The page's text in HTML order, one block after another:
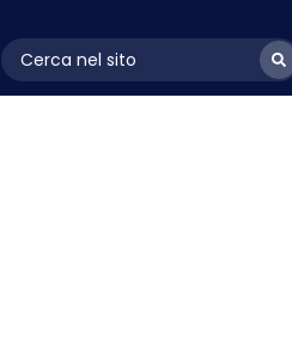
layoutSearchLabel